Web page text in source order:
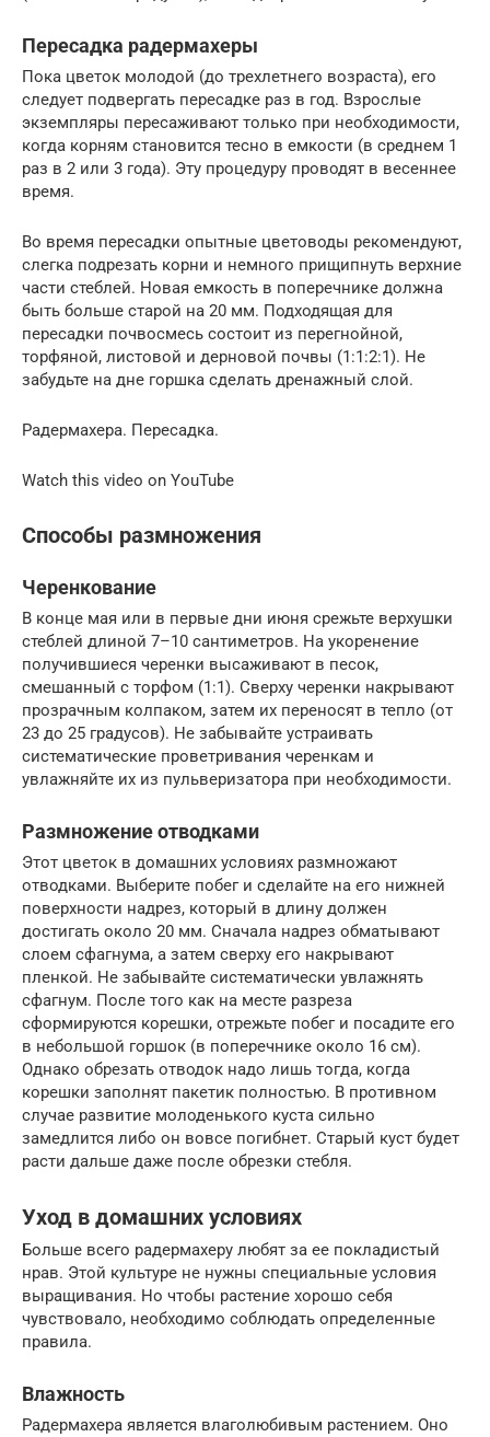
Пересадка радермахеры
Пока цветок молодой (до трехлетнего возраста), его
следует подвергать пересадке раз в год. Взрослые
экземпляры пересаживают только при необходимости,
когда корням становится тесно в емкости (в среднем 1
раз в 2 или 3 года). Эту процедуру проводят в весеннее
время.
Во время пересадки опытные цветоводы рекомендуют,
слегка подрезать корни и немного прищипнуть верхние
части стеблей. Новая емкость в поперечнике должна
быть больше старой на 20 мм. Подходящая для
пересадки почвосмесь состоит из перегнойной,
торфяной, листовой и дерновой почвы (1:1:2:1). Не
забудьте на дне горшка сделать дренажный слой.
Радермахера. Пересадка.
Watch this video on YouTube
Способы размножения
Черенкование
В конце мая или в первые дни июня срежьте верхушки
стеблей длиной 7–10 сантиметров. На укоренение
получившиеся черенки высаживают в песок,
смешанный с торфом (1:1). Сверху черенки накрывают
прозрачным колпаком, затем их переносят в тепло (от
23 до 25 градусов). Не забывайте устраивать
систематические проветривания черенкам и
увлажняйте их из пульверизатора при необходимости.
Размножение отводками
Этот цветок в домашних условиях размножают
отводками. Выберите побег и сделайте на его нижней
поверхности надрез, который в длину должен
достигать около 20 мм. Сначала надрез обматывают
слоем сфагнума, а затем сверху его накрывают
пленкой. Не забывайте систематически увлажнять
сфагнум. После того как на месте разреза
сформируются корешки, отрежьте побег и посадите его
в небольшой горшок (в поперечнике около 16 см).
Однако обрезать отводок надо лишь тогда, когда
корешки заполнят пакетик полностью. В противном
случае развитие молоденького куста сильно
замедлится либо он вовсе погибнет. Старый куст будет
расти дальше даже после обрезки стебля.
Уход в домашних условиях
Больше всего радермахеру любят за ее покладистый
нрав. Этой культуре не нужны специальные условия
выращивания. Но чтобы растение хорошо себя
чувствовало, необходимо соблюдать определенные
правила.
Влажность
Радермахера является влаголюбивым растением. Оно